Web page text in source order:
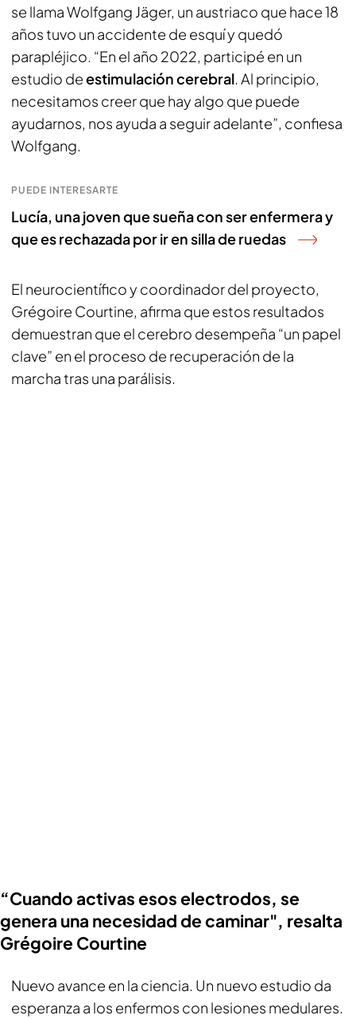
se llama Wolfgang Jäger, un austriaco que hace 18
años tuvo un accidente de esquí y quedó
parapléjico. “En el año 2022, participé en un
estudio deestimulación cerebral. Al principio,
necesitamos creer que hay algo que puede
ayudarnos, nos ayuda a seguir adelante”, confiesa
Wolfgang.
PUEDE INTERESARTE
Lucía, una joven que sueña con ser enfermera y
que es rechazada por ir en silla de ruedas
El neurocientífico y coordinador del proyecto,
Grégoire Courtine, afirma que estos resultados
demuestran que el cerebro desempeña “un papel
clave” en el proceso de recuperación de la
marcha tras una parálisis.
“Cuando activas esos electrodos, se
genera una necesidad de caminar", resalta
Grégoire Courtine
Nuevo avance en la ciencia. Un nuevo estudio da
esperanza a los enfermos con lesiones medulares.